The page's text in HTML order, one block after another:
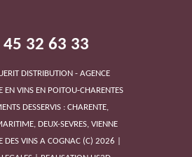
CHEVAL QUANCARD
45 32 63 33
DISTRIBUTION - AGENCE
EN VINS EN POITOU-CHARENTES
DESSERVIS : CHARENTE,
DEUX-SEVRES, VIENNE
DES VINS A COGNAC(C) 2026